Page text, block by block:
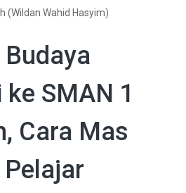
(Wildan Wahid Hasyim)
SMAN 1
Cara Mas